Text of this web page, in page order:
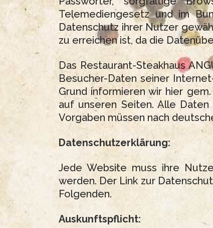
Telemediengesetz und im
Datenschutz ihrer Nutzer
zu erreichen ist, da die
Das Restaurant-Steakhaus
Besucher-Daten seiner
Grund informieren wir hier
auf unseren Seiten. Alle
Vorgaben müssen nach
Datenschutzerklärung:
Jede Website muss ihre
werden. Der Link zur
Folgenden.
Auskunftspflicht: